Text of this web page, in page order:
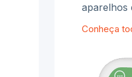
aparelhos
Conheça